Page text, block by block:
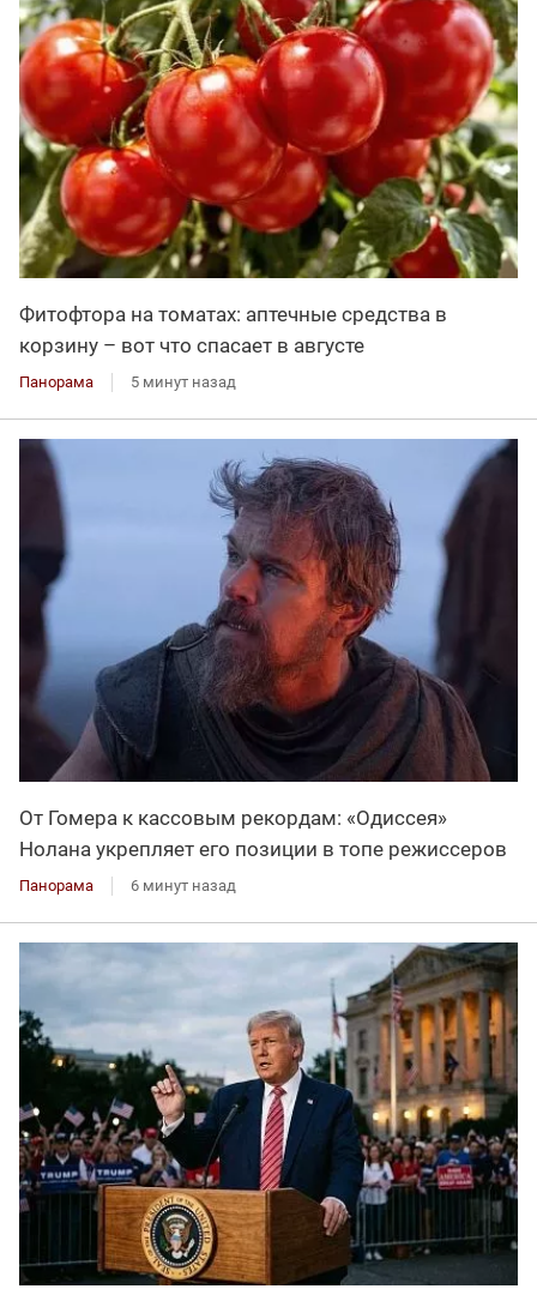
Фитофтора на томатах: аптечные средства в
корзину – вот что спасает в августе
Панорама 5 минут назад
От Гомера к кассовым рекордам: «Одиссея»
Нолана укрепляет его позиции в топе режиссеров
Панорама 6 минут назад